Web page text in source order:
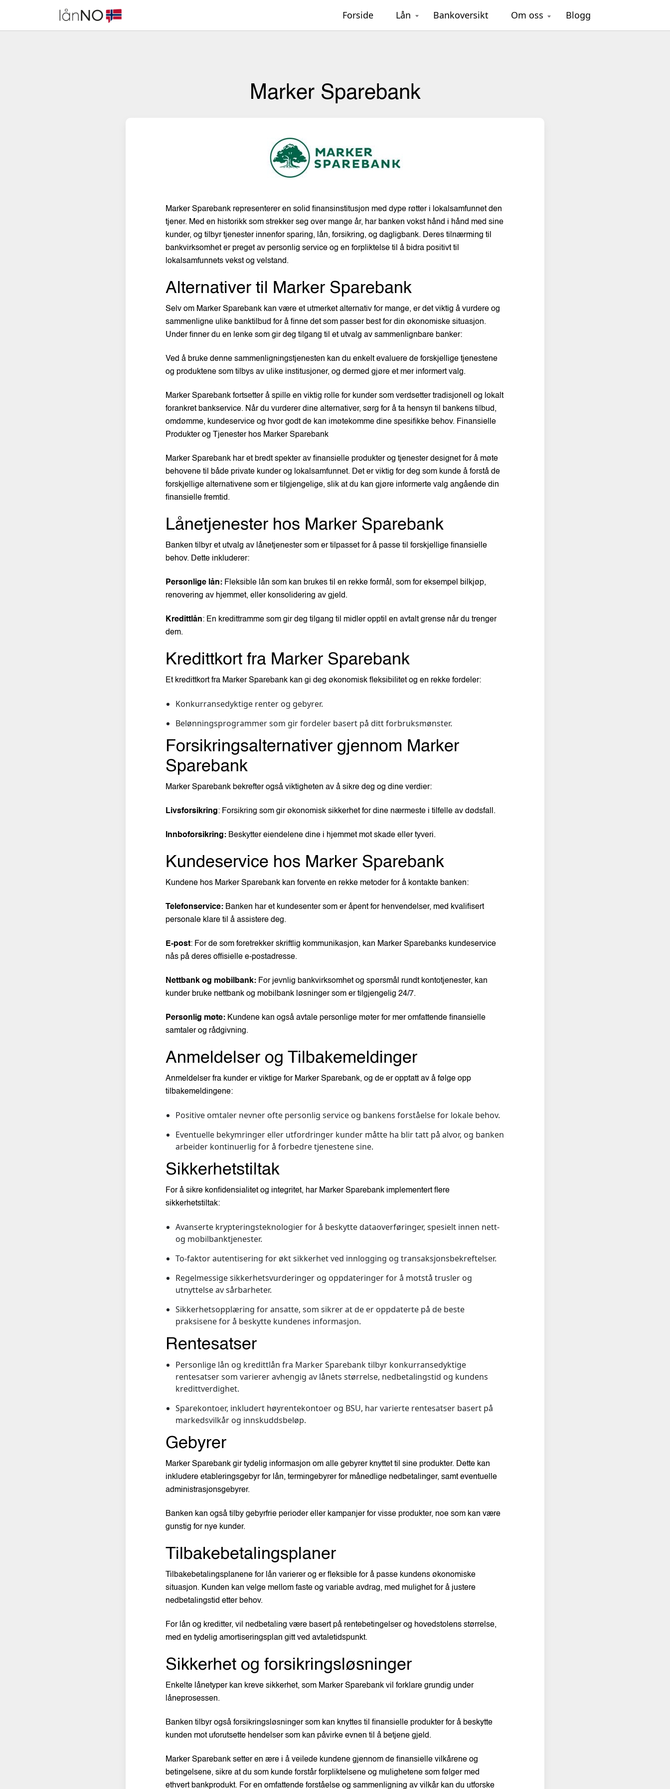
content
Forside Lån Bankoversikt Om oss Blogg
Marker Sparebank
Marker Sparebank representerer en solid finansinstitusjon med dype røtter i lokalsamfunnet den
tjener. Med en historikk som strekker seg over mange år, har banken vokst hånd i hånd med sine
kunder, og tilbyr tjenester innenfor sparing, lån, forsikring, og dagligbank. Deres tilnærming til
bankvirksomhet er preget av personlig service og en forpliktelse til å bidra positivt til
lokalsamfunnets vekst og velstand.
Alternativer til Marker Sparebank
Selv om Marker Sparebank kan være et utmerket alternativ for mange, er det viktig å vurdere og
sammenligne ulike banktilbud for å finne det som passer best for din økonomiske situasjon.
Under finner du en lenke som gir deg tilgang til et utvalg av sammenlignbare banker:
Ved å bruke denne sammenligningstjenesten kan du enkelt evaluere de forskjellige tjenestene
og produktene som tilbys av ulike institusjoner, og dermed gjøre et mer informert valg.
Marker Sparebank fortsetter å spille en viktig rolle for kunder som verdsetter tradisjonell og lokalt
forankret bankservice. Når du vurderer dine alternativer, sørg for å ta hensyn til bankens tilbud,
omdømme, kundeservice og hvor godt de kan imøtekomme dine spesifikke behov. Finansielle
Produkter og Tjenester hos Marker Sparebank
Marker Sparebank har et bredt spekter av finansielle produkter og tjenester designet for å møte
behovene til både private kunder og lokalsamfunnet. Det er viktig for deg som kunde å forstå de
forskjellige alternativene som er tilgjengelige, slik at du kan gjøre informerte valg angående din
finansielle fremtid.
Lånetjenester hos Marker Sparebank
Banken tilbyr et utvalg av lånetjenester som er tilpasset for å passe til forskjellige finansielle
behov. Dette inkluderer:
Personlige lån: Fleksible lån som kan brukes til en rekke formål, som for eksempel bilkjøp,
renovering av hjemmet, eller konsolidering av gjeld.
Kredittlån: En kredittramme som gir deg tilgang til midler opptil en avtalt grense når du trenger
dem.
Kredittkort fra Marker Sparebank
Et kredittkort fra Marker Sparebank kan gi deg økonomisk fleksibilitet og en rekke fordeler:
Konkurransedyktige renter og gebyrer.
Belønningsprogrammer som gir fordeler basert på ditt forbruksmønster.
Forsikringsalternativer gjennom Marker
Sparebank
Marker Sparebank bekrefter også viktigheten av å sikre deg og dine verdier:
Livsforsikring: Forsikring som gir økonomisk sikkerhet for dine nærmeste i tilfelle av dødsfall.
Innboforsikring: Beskytter eiendelene dine i hjemmet mot skade eller tyveri.
Kundeservice hos Marker Sparebank
Kundene hos Marker Sparebank kan forvente en rekke metoder for å kontakte banken:
Telefonservice: Banken har et kundesenter som er åpent for henvendelser, med kvalifisert
personale klare til å assistere deg.
E-post: For de som foretrekker skriftlig kommunikasjon, kan Marker Sparebanks kundeservice
nås på deres offisielle e-postadresse.
Nettbank og mobilbank: For jevnlig bankvirksomhet og spørsmål rundt kontotjenester, kan
kunder bruke nettbank og mobilbank løsninger som er tilgjengelig 24/7.
Personlig møte: Kundene kan også avtale personlige møter for mer omfattende finansielle
samtaler og rådgivning.
Anmeldelser og Tilbakemeldinger
Anmeldelser fra kunder er viktige for Marker Sparebank, og de er opptatt av å følge opp
tilbakemeldingene:
Positive omtaler nevner ofte personlig service og bankens forståelse for lokale behov.
Eventuelle bekymringer eller utfordringer kunder måtte ha blir tatt på alvor, og banken
arbeider kontinuerlig for å forbedre tjenestene sine.
Sikkerhetstiltak
For å sikre konfidensialitet og integritet, har Marker Sparebank implementert flere
sikkerhetstiltak:
Avanserte krypteringsteknologier for å beskytte dataoverføringer, spesielt innen nett-
og mobilbanktjenester.
To-faktor autentisering for økt sikkerhet ved innlogging og transaksjonsbekreftelser.
Regelmessige sikkerhetsvurderinger og oppdateringer for å motstå trusler og
utnyttelse av sårbarheter.
Sikkerhetsopplæring for ansatte, som sikrer at de er oppdaterte på de beste
praksisene for å beskytte kundenes informasjon.
Rentesatser
Personlige lån og kredittlån fra Marker Sparebank tilbyr konkurransedyktige
rentesatser som varierer avhengig av lånets størrelse, nedbetalingstid og kundens
kredittverdighet.
Sparekontoer, inkludert høyrentekontoer og BSU, har varierte rentesatser basert på
markedsvilkår og innskuddsbeløp.
Gebyrer
Marker Sparebank gir tydelig informasjon om alle gebyrer knyttet til sine produkter. Dette kan
inkludere etableringsgebyr for lån, termingebyrer for månedlige nedbetalinger, samt eventuelle
administrasjonsgebyrer.
Banken kan også tilby gebyrfrie perioder eller kampanjer for visse produkter, noe som kan være
gunstig for nye kunder.
Tilbakebetalingsplaner
Tilbakebetalingsplanene for lån varierer og er fleksible for å passe kundens økonomiske
situasjon. Kunden kan velge mellom faste og variable avdrag, med mulighet for å justere
nedbetalingstid etter behov.
For lån og kreditter, vil nedbetaling være basert på rentebetingelser og hovedstolens størrelse,
med en tydelig amortiseringsplan gitt ved avtaletidspunkt.
Sikkerhet og forsikringsløsninger
Enkelte lånetyper kan kreve sikkerhet, som Marker Sparebank vil forklare grundig under
låneprosessen.
Banken tilbyr også forsikringsløsninger som kan knyttes til finansielle produkter for å beskytte
kunden mot uforutsette hendelser som kan påvirke evnen til å betjene gjeld.
Marker Sparebank setter en ære i å veilede kundene gjennom de finansielle vilkårene og
betingelsene, sikre at du som kunde forstår forpliktelsene og mulighetene som følger med
ethvert bankprodukt. For en omfattende forståelse og sammenligning av vilkår kan du utforske